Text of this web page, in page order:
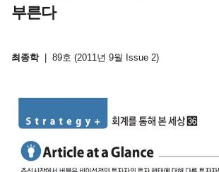
부른다
최종학 89호 (2011년 9월 Issue 2)